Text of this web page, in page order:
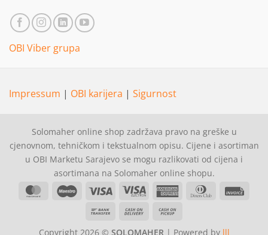
OBI Viber grupa
Impressum | OBI karijera | Sigurnost
Solomaher online shop zadržava pravo na greške u
cjenovnom, tehničkom i tekstualnom opisu. Cijene i asortiman
u OBI Marketu Sarajevo se mogu razlikovati od cijena i
asortimana na Solomaher online shopu.
MasterCardMaestro Visa
Visa
American Dinners
Bank
Cash
Copyright 2026 © SOLOMAHER | Powered by lll